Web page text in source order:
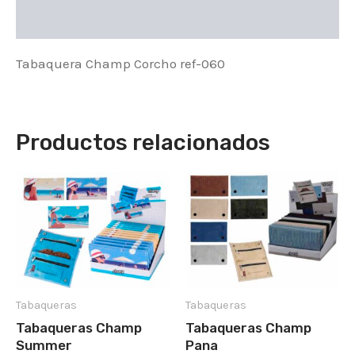
Tabaquera Champ Corcho ref-060
Productos relacionados
Tabaqueras
Tabaqueras Champ
Summer
Tabaqueras
Tabaqueras Champ
Pana